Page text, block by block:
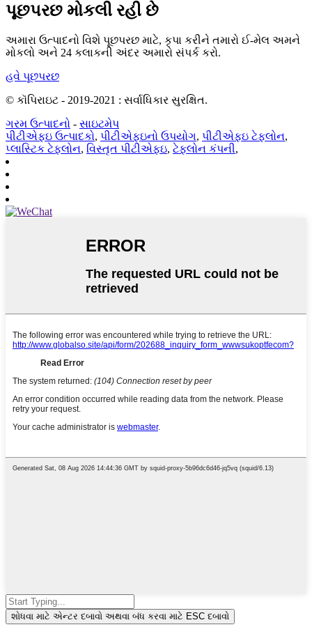
પૂછપરછ મોકલી રહી છે
અમારા ઉત્પાદનો વિશે પૂછપરછ માટે, કૃપા કરીને તમારો ઈ-મેલ અમને
મોકલો અને 24 કલાકની અંદર અમારો સંપર્ક કરો.
હવે પૂછપરછ
© કૉપિરાઇટ - 2019-2021 : સર્વાધિકાર સુરક્ષિત.
ગરમ ઉત્પાદનો - સાઇટમેપ
પીટીએફઇ ઉત્પાદકો, પીટીએફઇનો ઉપયોગ, પીટીએફઇ ટેફલોન,
પ્લાસ્ટિક ટેફલોન, વિસ્તૃત પીટીએફઇ, ટેફલોન કંપની,
શોધવા માટે એન્ટર દબાવો અથવા બંધ કરવા માટે ESC દબાવો